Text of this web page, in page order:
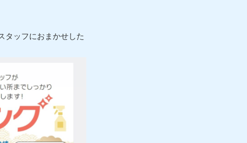
タッフにおまかせした